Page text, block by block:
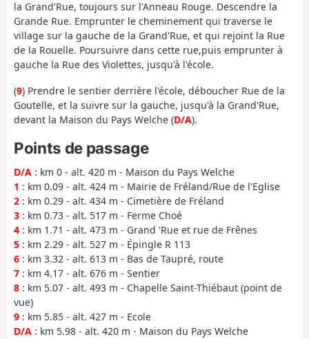
la Grand'Rue, toujours sur l'Anneau Rouge. Descendre la
Grande Rue. Emprunter le cheminement qui traverse le
village sur la gauche de la Grand'Rue, et qui rejoint la Rue
de la Rouelle. Poursuivre dans cette rue,puis emprunter à
gauche la Rue des Violettes, jusqu'à l'école.
(9) Prendre le sentier derrière l'école, déboucher Rue de la
Goutelle, et la suivre sur la gauche, jusqu'à la Grand'Rue,
devant la Maison du Pays Welche (D/A).
Points de passage
D/A : km 0 - alt. 420 m - Maison du Pays Welche
1 : km 0.09 - alt. 424 m - Mairie de Fréland/Rue de l'Eglise
2 : km 0.29 - alt. 434 m - Cimetière de Fréland
3 : km 0.73 - alt. 517 m - Ferme Choé
4 : km 1.71 - alt. 473 m - Grand 'Rue et rue de Frênes
5 : km 2.29 - alt. 527 m - Épingle R 113
6 : km 3.32 - alt. 613 m - Bas de Taupré, route
7 : km 4.17 - alt. 676 m - Sentier
8 : km 5.07 - alt. 493 m - Chapelle Saint-Thiébaut (point de
vue)
9 : km 5.85 - alt. 427 m - Ecole
D/A : km 5.98 - alt. 420 m - Maison du Pays Welche